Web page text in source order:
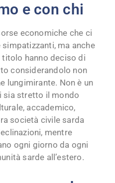
e con chi
economiche che ci
ma anche
hanno deciso di
considerandolo non
lungimirante. Non è un
sia stretto il mondo
accademico,
società civile sarda
mentre
ogni giorno da ogni
sarde all’estero.